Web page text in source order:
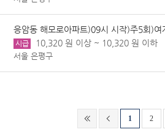
응암동 해모로아파트)09시 시작)주5회)여
시급 10,320 원 이상 ~ 10,320 원 이하
서울 은평구
1 2